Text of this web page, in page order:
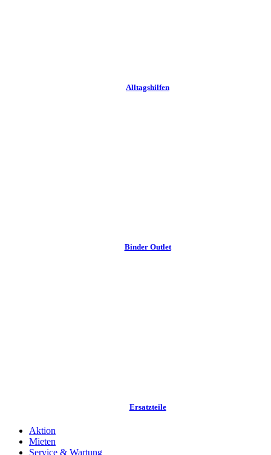
Alltags­hilfen
Binder Outlet
Ersatzteile
Aktion
Mieten
Service & Wartung